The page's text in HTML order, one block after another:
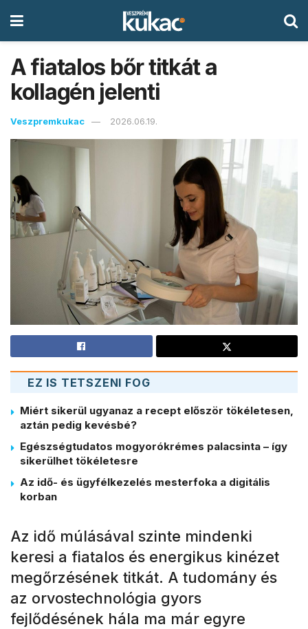
A fiatalos bőr titkát a
kollagén jelenti
Veszpremkukac 2026.06.19.
EZ IS TETSZENI FOG
Miért sikerül ugyanaz a recept először tökéletesen,
aztán pedig kevésbé?
Egészségtudatos mogyorókrémes palacsinta – így
sikerülhet tökéletesre
Az idő- és ügyfélkezelés mesterfoka a digitális
korban
Az idő múlásával szinte mindenki
keresi a fiatalos és energikus kinézet
megőrzésének titkát. A tudomány és
az orvostechnológia gyors
fejlődésének hála ma már egyre